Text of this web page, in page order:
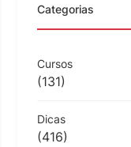
Categorias
Cursos
(131)
Dicas
(416)